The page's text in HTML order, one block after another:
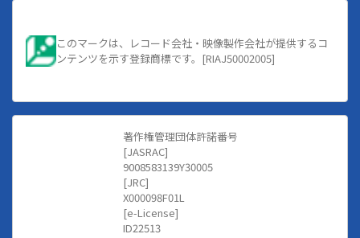
このマークは、レコード会社・映像製作会社が提供するコ
ンテンツを示す登録商標です。[RIAJ50002005]
著作権管理団体許諾番号
[JASRAC]
9008583139Y30005
[JRC]
X000098F01L
[e-License]
ID22513